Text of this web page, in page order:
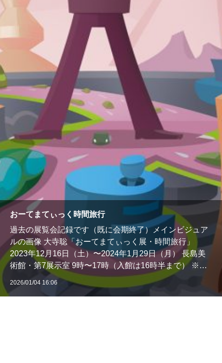
おーてまてぃっく時間旅行
過去の展覧会記録です（既に会期終了）メインビジュア
ルの画像 大寺聡「おーてまてぃっく展・時間旅行」
2023年12月16日（土）〜2024年1月29日（月） 長島美
術館・第7展示室 9時〜17時（入館は16時半まで） ※火
曜日は休館日 2024年元旦は11時開館 1/2は開館 ⚫︎ギャラ
リートーク〜12月…
2026/01/04 16:06